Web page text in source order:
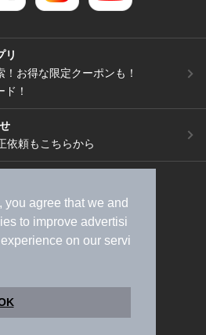
you agree that we and
to improve advertisi
on our servi
リ
お得な限定クーポンも！
！
依頼もこちらから
請求）
広告出稿のご案内
スタイルMEMBERS+規約
く表記
ヘルプ
採用情報